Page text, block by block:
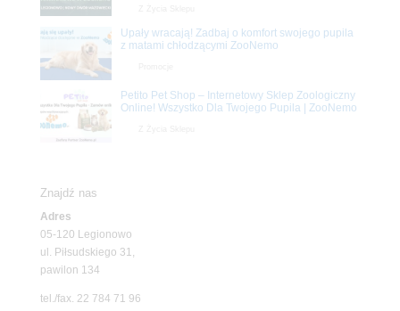
Upały wracają! Zadbaj o komfort swojego pupila
z matami chłodzącymi ZooNemo
Petito Pet Shop – Internetowy Sklep Zoologiczny
Online! Wszystko Dla Twojego Pupila | ZooNemo
Znajdź nas
Adres
05-120 Legionowo
ul. Piłsudskiego 31,
pawilon 134
tel./fax. 22 784 71 96